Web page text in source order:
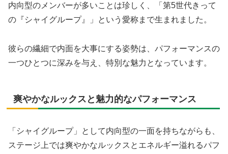
内向型のメンバーが多いことは珍しく、「第5世代きって
の『シャイグループ』」という愛称まで生まれました。
彼らの繊細で内面を大事にする姿勢は、パフォーマンスの
一つひとつに深みを与え、特別な魅力となっています。
爽やかなルックスと魅力的なパフォーマンス
「シャイグループ」として内向型の一面を持ちながらも、
ステージ上では爽やかなルックスとエネルギー溢れるパフ